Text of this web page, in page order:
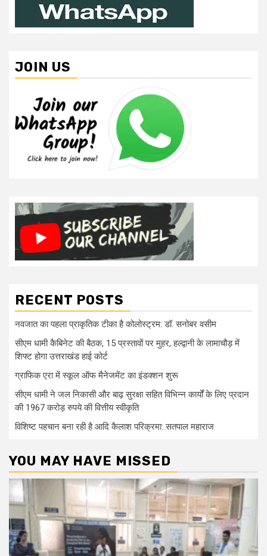
JOIN US
RECENT POSTS
नवजात का पहला प्राकृतिक टीका है कोलोस्ट्रम: डॉ. सनोबर वसीम
सीएम धामी कैबिनेट की बैठक, 15 प्रस्तावों पर मुहर, हल्द्वानी के लामाचौड़ में
शिफ्ट होगा उत्तराखंड हाई कोर्ट
ग्राफिक एरा में स्कूल ऑफ मैनेजमेंट का इंडक्शन शुरू
सीएम धामी ने जल निकासी और बाढ़ सुरक्षा सहित विभिन्न कार्यों के लिए प्रदान
की 1967 करोड़ रुपये की वित्तीय स्वीकृति
विशिष्ट पहचान बना रही है आदि कैलाश परिक्रमा: सतपाल महाराज
YOU MAY HAVE MISSED